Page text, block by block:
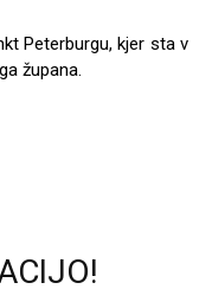
Peterburgu, kjer sta v
župana.